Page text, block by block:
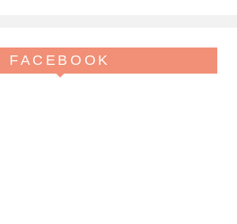
FACEBOOK